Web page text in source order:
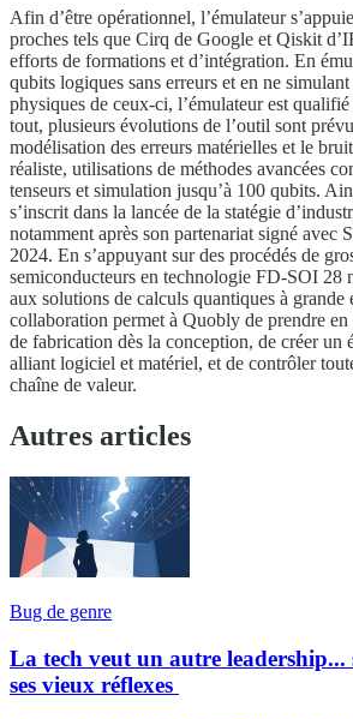
Afin d’être opérationnel, l’émulateur
proches tels que Cirq de Google et Qiskit
efforts de formations et d’intégration. En
qubits logiques sans erreurs et en ne simulant
physiques de ceux-ci, l’émulateur est
tout, plusieurs évolutions de l’outil sont
modélisation des erreurs matérielles et le
réaliste, utilisations de méthodes avancées
tenseurs et simulation jusqu’à 100 qubits.
s’inscrit dans la lancée de la statégie
notamment après son partenariat signé avec
2024. En s’appuyant sur des procédés de
semiconducteurs en technologie FD-SOI 28
aux solutions de calculs quantiques à grande
collaboration permet à Quobly de prendre en
de fabrication dès la conception, de créer un
alliant logiciel et matériel, et de contrôler
chaîne de valeur.
Autres articles
Bug de genre
La tech veut un autre leadership...
ses vieux réflexes